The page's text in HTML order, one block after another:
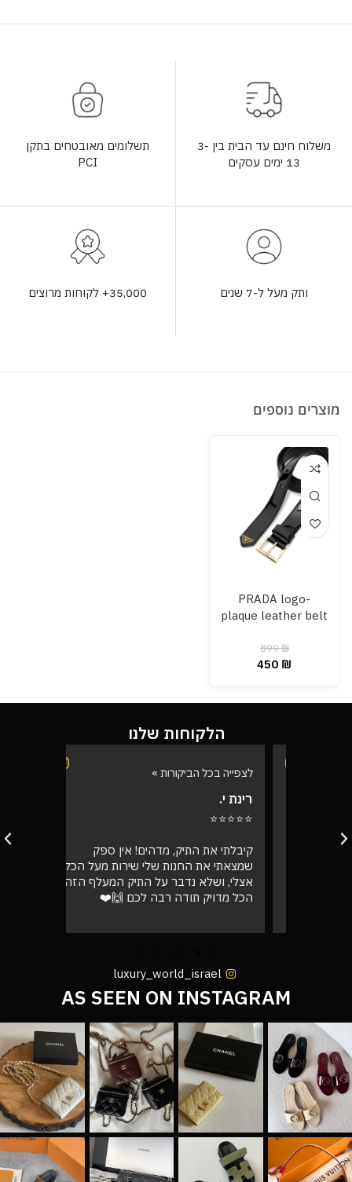
משלוח חינם עד הבית בין 3-
13 ימים עסקים
תשלומים מאובטחים בתקן
PCI
ותק מעל ל-7 שנים 35,000+ לקוחות מרוצים
מוצרים נוספים
PRADA logo-
plaque leather belt
899₪
450 ₪
הלקוחות שלנו
לצפייה בכל הביקורות »
רינת י.
⭐⭐⭐⭐⭐
קיבלתי את התיק, מדהים! אין ספק
שמצאתי את החנות שלי שירות מעל הכל
אצלי, ושלא נדבר על התיק המעלף הזה.
הכל מדויק תודה רבה לכם 🙌❤️
אספתי
luxury_world_israel
AS SEEN ON INSTAGRAM